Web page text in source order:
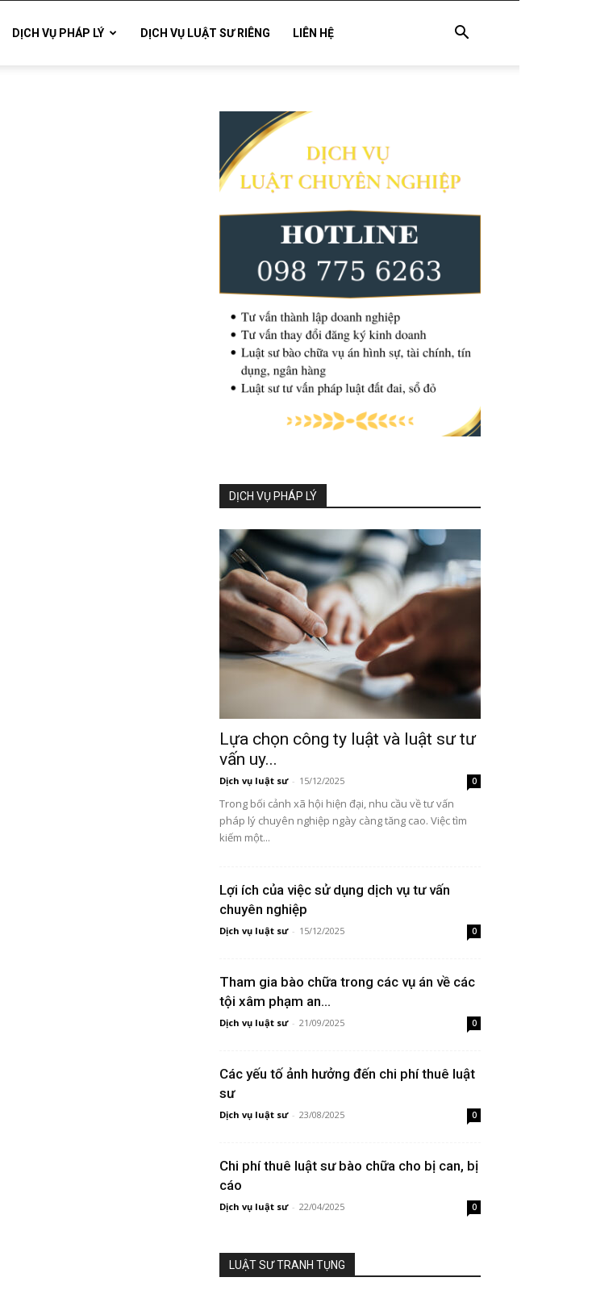
DỊCH VỤ PHÁP LÝ DỊCH VỤ LUẬT SƯ RIÊNG LIÊN HỆ
DỊCH VỤ PHÁP LÝ
Lựa chọn công ty luật và luật sư tư
vấn uy...
Dịch vụ luật sư - 15/12/2025 0
Trong bối cảnh xã hội hiện đại, nhu cầu về tư vấn
pháp lý chuyên nghiệp ngày càng tăng cao. Việc tìm
kiếm một...
Lợi ích của việc sử dụng dịch vụ tư vấn
chuyên nghiệp
Dịch vụ luật sư - 15/12/2025 0
Tham gia bào chữa trong các vụ án về các
tội xâm phạm an...
Dịch vụ luật sư - 21/09/2025 0
Các yếu tố ảnh hưởng đến chi phí thuê luật
sư
Dịch vụ luật sư - 23/08/2025 0
Chi phí thuê luật sư bào chữa cho bị can, bị
cáo
Dịch vụ luật sư - 22/04/2025 0
LUẬT SƯ TRANH TỤNG